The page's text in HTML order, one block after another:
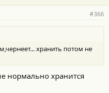
#366
хранить потом не
нормально хранится